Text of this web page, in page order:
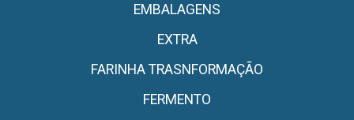
EMBALAGENS
EXTRA
FARINHA TRASNFORMAÇÃO
FERMENTO